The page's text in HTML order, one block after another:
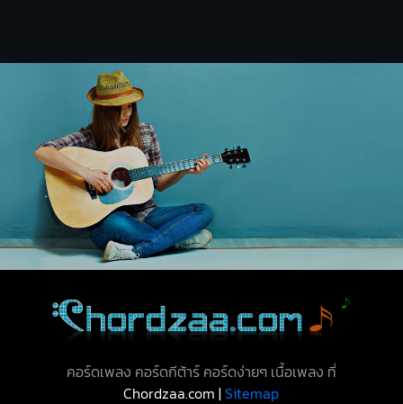
คอร์ดเพลง คอร์ดกีต้าร์ คอร์ดง่ายๆ เนื้อเพลง ที่
Chordzaa.com |Sitemap